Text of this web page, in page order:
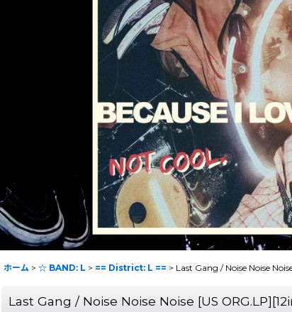
ホーム > ☆ BAND: L > == District: L == > Last Gang / Noise Noise
Last Gang / Noise Noise Noise [US